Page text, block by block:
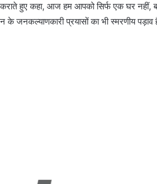
हुए कहा, आज हम आपको सिर्फ एक घर
के जनकल्याणकारी प्रयासों का भी स्मरणीय पड़ाव